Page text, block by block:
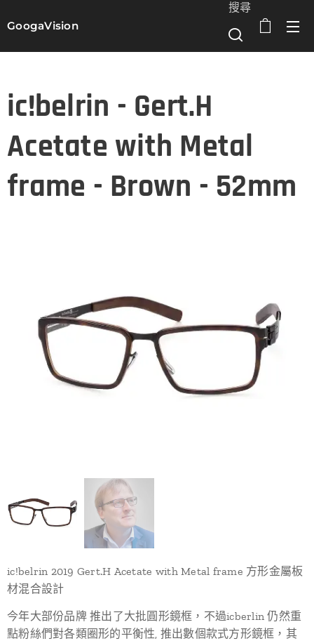
GoogaVision
搜尋
ic!belrin - Gert.H
Acetate with Metal
frame - Brown - 52mm
ic!belrin 2019 Gert.H Acetate with Metal frame 方形金屬板
材混合設計
今年大部份品牌 推出了大批圓形鏡框，不過icberlin 仍然重
點粉絲們對各類圈形的平衡性, 推出數個款式方形鏡框，其